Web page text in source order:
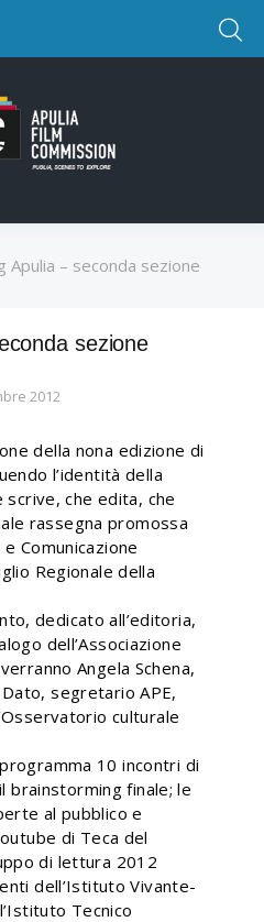
Apulia – seconda sezione
sezione
2012
della nona edizione di
l’identità della
scrive, che edita, che
rassegna promossa
Comunicazione
Regionale della
dedicato all’editoria,
dell’Associazione
Angela Schena,
segretario APE,
culturale
10 incontri di
brainstorming finale; le
al pubblico e
di Teca del
di lettura 2012
dell’Istituto Vivante-
Tecnico